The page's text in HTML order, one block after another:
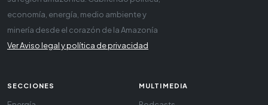
economía, energía, medio ambiente y
minería desde el corazón de la Amazonía
Ver Aviso legal y política de privacidad
SECCIONES MULTIMEDIA